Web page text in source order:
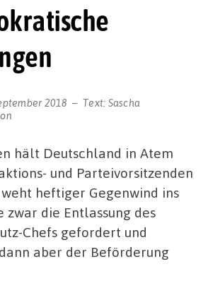
2018 Text: Sascha
hält Deutschland in Atem
und Parteivorsitzenden
heftiger Gegenwind ins
zwar die Entlassung des
Chefs gefordert und
aber der Beförderung